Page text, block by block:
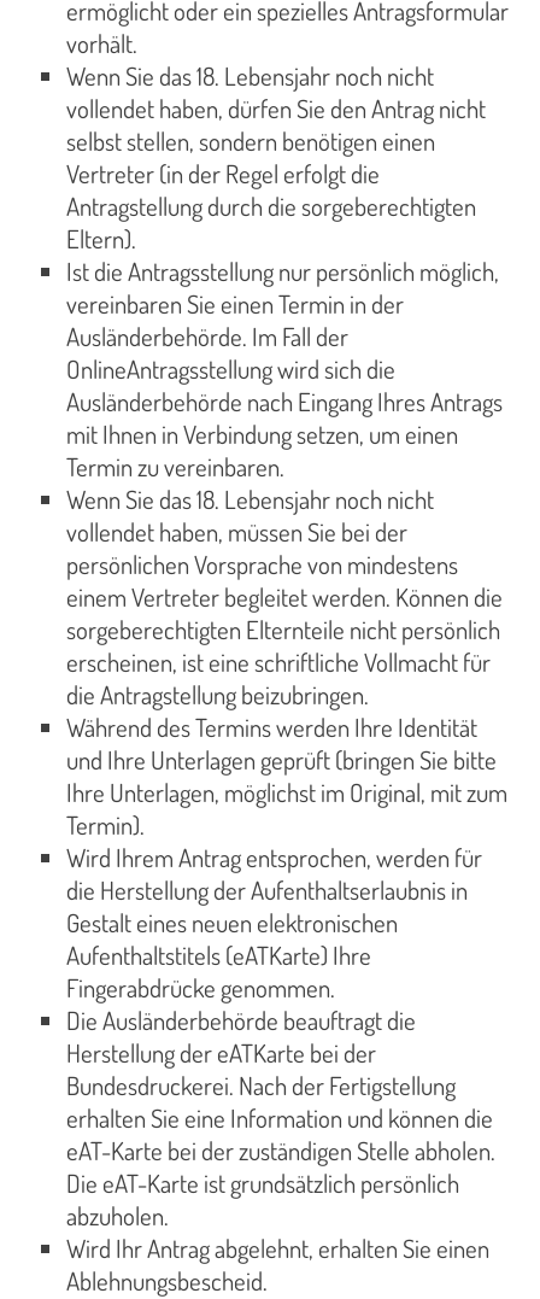
ermöglicht oder ein spezielles Antragsformular
vorhält.
Wenn Sie das 18. Lebensjahr noch nicht
vollendet haben, dürfen Sie den Antrag nicht
selbst stellen, sondern benötigen einen
Vertreter (in der Regel erfolgt die
Antragstellung durch die sorgeberechtigten
Eltern).
Ist die Antragsstellung nur persönlich möglich,
vereinbaren Sie einen Termin in der
Ausländerbehörde. Im Fall der
OnlineAntragsstellung wird sich die
Ausländerbehörde nach Eingang Ihres Antrags
mit Ihnen in Verbindung setzen, um einen
Termin zu vereinbaren.
Wenn Sie das 18. Lebensjahr noch nicht
vollendet haben, müssen Sie bei der
persönlichen Vorsprache von mindestens
einem Vertreter begleitet werden. Können die
sorgeberechtigten Elternteile nicht persönlich
erscheinen, ist eine schriftliche Vollmacht für
die Antragstellung beizubringen.
Während des Termins werden Ihre Identität
und Ihre Unterlagen geprüft (bringen Sie bitte
Ihre Unterlagen, möglichst im Original, mit zum
Termin).
Wird Ihrem Antrag entsprochen, werden für
die Herstellung der Aufenthaltserlaubnis in
Gestalt eines neuen elektronischen
Aufenthaltstitels (eATKarte) Ihre
Fingerabdrücke genommen.
Die Ausländerbehörde beauftragt die
Herstellung der eATKarte bei der
Bundesdruckerei. Nach der Fertigstellung
erhalten Sie eine Information und können die
eAT-Karte bei der zuständigen Stelle abholen.
Die eAT-Karte ist grundsätzlich persönlich
abzuholen.
Wird Ihr Antrag abgelehnt, erhalten Sie einen
Ablehnungsbescheid.